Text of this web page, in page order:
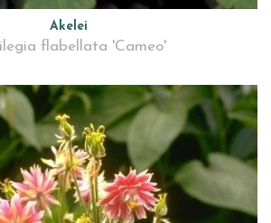
Akelei
flabellata 'Cameo'